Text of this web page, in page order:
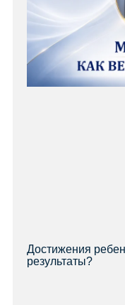
Достижения
результаты?